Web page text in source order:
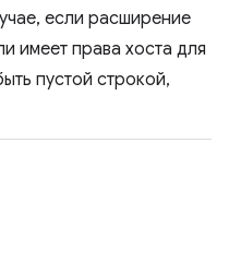
если расширение
имеет права хоста для
пустой строкой,